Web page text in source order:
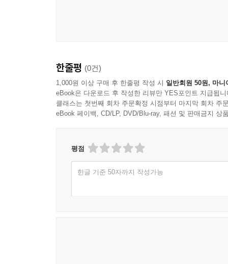
제74화 이 또한 지나가리라_이재성 276
제75화 성공은 작은 노력들의 합이다_전미경 280
제76화 나는 네가 참 좋아_신은채 284
제77화 힘은 내 안에 있다_정용진 287
제80화 수욕정이풍부지, 자욕양이친부대_박종현
제81화 겸손_정선완 304
제82화 동네를 동네답게_최기영 308
있었다."면서 "원래 글씨를 쓰는 일이 본업인데
완성해가는 과정에서 성취감은 말로 표현할 수
한권으로 서로를 위로하고 보듬는 시간이 되었으
한줄평 (0건)
1,000원 이상 구매 후 한줄평 작성 시 일반회원 50원, 마니
eBook은 다운로드 후 작성한 리뷰만 YES포인트 지급됩니
클래스는 첫번째 회차 주문확정 시점부터 마지막 회차 주
eBook 페이백, CD/LP, DVD/Blu-ray, 패션 및 판매금지 상
평점
한글 기준 50자까지 작성가능